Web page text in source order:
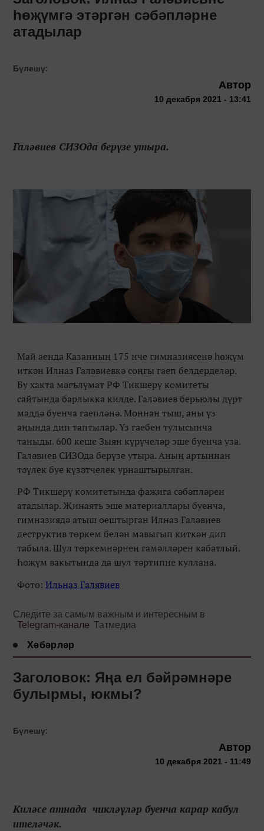
һөҗүмгә этәргән сәбәпләрне
атадылар
Бүлешү:
Автор
10 декабря 2021 - 13:41
Галәвиев СИЗОда берүзе утыра.
Май аенда Казанның 175 нче гимназиясенә һөҗүм
иткән Илназ Галәвиевкә соңгы гаеп белдерделәр.
Бу хакта мәгълүмат РФ Тикшерү комитеты
сайтында барлыкка килде. Галәвиев берьюлы дүрт
маддә буенча гаепләнә. Моннан тыш, аны үз
аңында дип таптылар. Үз гаебен тулысынча
таныды. 600 кеше Зыян күрүчеләр эше буенча уза.
Галәвиев СИЗОда берүзе утыра. Аның артыннан
тәүлек буе күзәтчелек урнаштырылган.
РФ Тикшерү комитетында фаҗига сәбәпләрен
атадылар. Җинаять эше материаллары буенча,
гимназиядә атыш оештырган Илназ Галәвиев
деструктив төркем белән мавыгып киткән дип
табыла. Шул төркемнәрнең гамәлләрен кабатлый.
Һөҗүм вакытында да шул тәртипне куллана.
Фото: Ильназ Галявиев
Следите за самым важным и интересным в
Telegram-канале Татмедиа
Хәбәрләр
Заголовок: Яңа ел бәйрәмнәре
булырмы, юкмы?
Бүлешү:
Автор
10 декабря 2021 - 11:49
Киләсе атнада чикләүләр буенча карар кабул
ителәчәк.